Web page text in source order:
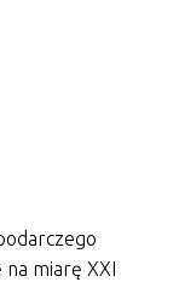
miarę XXI